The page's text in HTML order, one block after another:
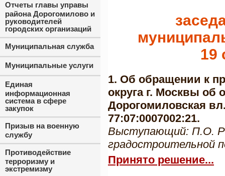
19
1. Об обращении к
округа г. Москвы об
Дорогомиловская
77:07:0007002:21.
Выступающий: П.О.
градостроительной
Принято решение...
Отчеты главы управы
района Дорогомилово и
руководителей
городских организаций
Муниципальная служба
Муниципальные услуги
Единая
информационная
система в сфере
закупок
Призыв на военную
службу
Противодействие
терроризму и
экстремизму